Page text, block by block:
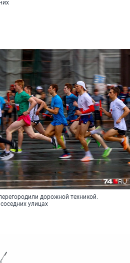
дорожной техникой.
улицах